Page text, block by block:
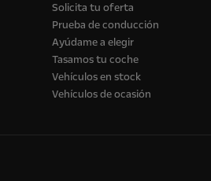
Solicita tu oferta
Prueba de conducción
Ayúdame a elegir
Tasamos tu coche
Vehículos en stock
Vehículos de ocasión